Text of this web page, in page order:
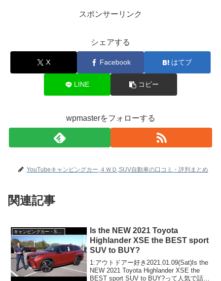
スポンサーリンク
シェアする
X Facebook はてブ
LINE コピー
wpmasterをフォローする
YouTubeキャンピングカー,４ＷＤ,SUV自動車の口コミ・評判まとめ
関連記事
キャンピングカー・SUV人気車種
Is the NEW 2021 Toyota
Highlander XSE the BEST sport
SUV to BUY?
1:アウトドアー好き2021.01.09(Sat)Is the
NEW 2021 Toyota Highlander XSE the
BEST sport SUV to BUY?って人気で話題